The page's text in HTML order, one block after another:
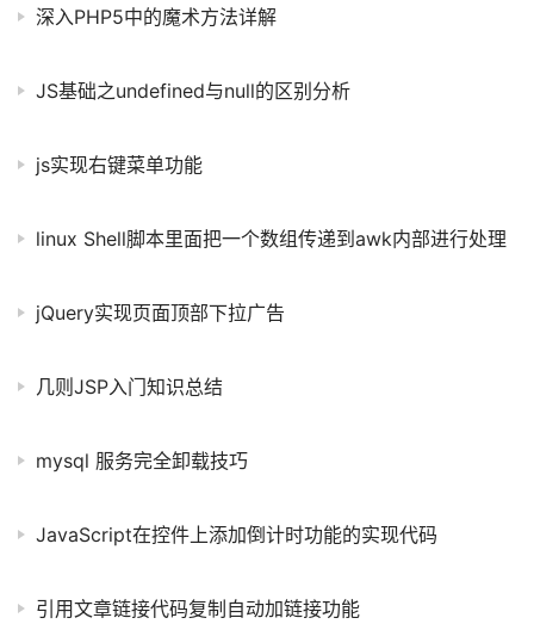
深入PHP5中的魔术方法详解
JS基础之undefined与null的区别分析
js实现右键菜单功能
linux Shell脚本里面把一个数组传递到awk内部进行处理
jQuery实现页面顶部下拉广告
几则JSP入门知识总结
mysql 服务完全卸载技巧
JavaScript在控件上添加倒计时功能的实现代码
引用文章链接代码复制自动加链接功能